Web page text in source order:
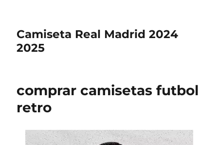
Camiseta Real Madrid 2024
2025
comprar camisetas futbol
retro